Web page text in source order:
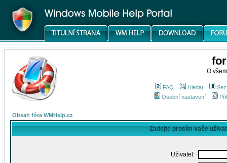
O
FAQ Hledat
Osobní nastavení
Obsah fóra WMHelp.cz
Zadejte prosím vaše
Uživatel: